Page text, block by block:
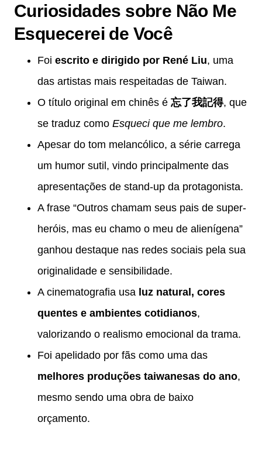
Curiosidades sobre Não Me
Esquecerei de Você
Foi escrito e dirigido por René Liu, uma
das artistas mais respeitadas de Taiwan.
O título original em chinês é 忘了我記得, que
se traduz como Esqueci que me lembro.
Apesar do tom melancólico, a série carrega
um humor sutil, vindo principalmente das
apresentações de stand-up da protagonista.
A frase “Outros chamam seus pais de super-
heróis, mas eu chamo o meu de alienígena”
ganhou destaque nas redes sociais pela sua
originalidade e sensibilidade.
A cinematografia usa luz natural, cores
quentes e ambientes cotidianos,
valorizando o realismo emocional da trama.
Foi apelidado por fãs como uma das
melhores produções taiwanesas do ano,
mesmo sendo uma obra de baixo
orçamento.